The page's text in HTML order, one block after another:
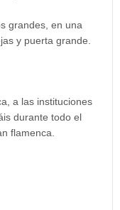
grandes, en una
y puerta grande.
a las instituciones
durante todo el
flamenca.